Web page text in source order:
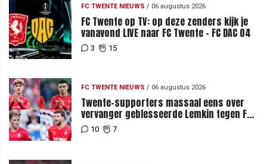
FC TWENTE NIEUWS / 06 augustus 2026
FC Twente op TV: op deze zenders kijk je
vanavond LIVE naar FC Twente - FC DAC 04
3 15
FC TWENTE NIEUWS / 06 augustus 2026
Twente-supporters massaal eens over
vervanger geblesseerde Lemkin tegen FC
DAC 04
10 7